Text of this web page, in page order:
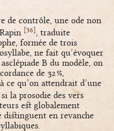
de contrôle, une ode non
[36], traduite
formée de trois
ne fait qu’évoquer
B du modèle, on
de 32 %,
ce qu’on attendrait d’une
si la prosodie des vers
est globalement
distinguent en revanche